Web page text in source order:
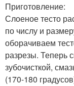
Приготовление:
Слоеное тесто
по числу и
оборачиваем
разрезы. Теперь
зубочисткой,
(170-180